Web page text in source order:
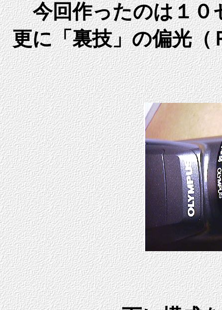
今回作ったのは１０
更に「裏技」の偏光（